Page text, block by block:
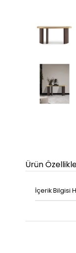
Ürün
İçerik Bilgisi